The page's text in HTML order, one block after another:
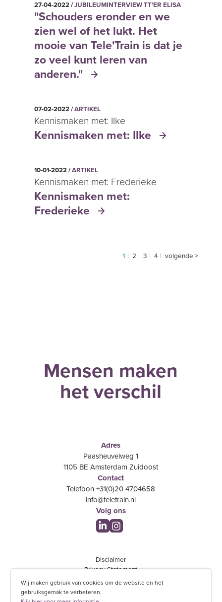
27-04-2022 /JUBILEUMINTERVIEW TT'ER ELISA
"Schouders eronder en we
zien wel of het lukt. Het
mooie van Tele'Train is dat je
zo veel kunt leren van
anderen."
07-02-2022 /ARTIKEL
Kennismaken met: Ilke
Kennismaken met: Ilke
10-01-2022 /ARTIKEL
Kennismaken met: Frederieke
Kennismaken met:
Frederieke
1 2 3 4 volgende >
Mensen maken
het verschil
Adres
Paasheuvelweg 1
1105 BE Amsterdam Zuidoost
Contact
Telefoon +31(0)20 4704658
info@teletrain.nl
Volg ons
Disclaimer
Privacy Statement
Feedback
Algemene voorwaarden
Wij maken gebruik van cookies om de website en het
gebruiksgemak te verbeteren.